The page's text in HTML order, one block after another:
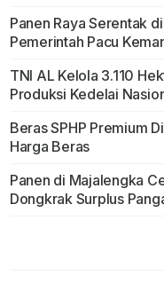
Panen Raya Serentak
Pemerintah Pacu
TNI AL Kelola 3.110
Produksi Kedelai
Beras SPHP Premium
Harga Beras
Panen di Majalengka
Dongkrak Surplus